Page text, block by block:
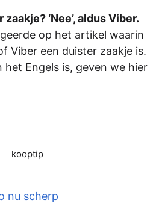
‘Nee’, aldus Viber.
op het artikel waarin
Viber een duister zaakje is.
het Engels is, geven we hier
kooptip